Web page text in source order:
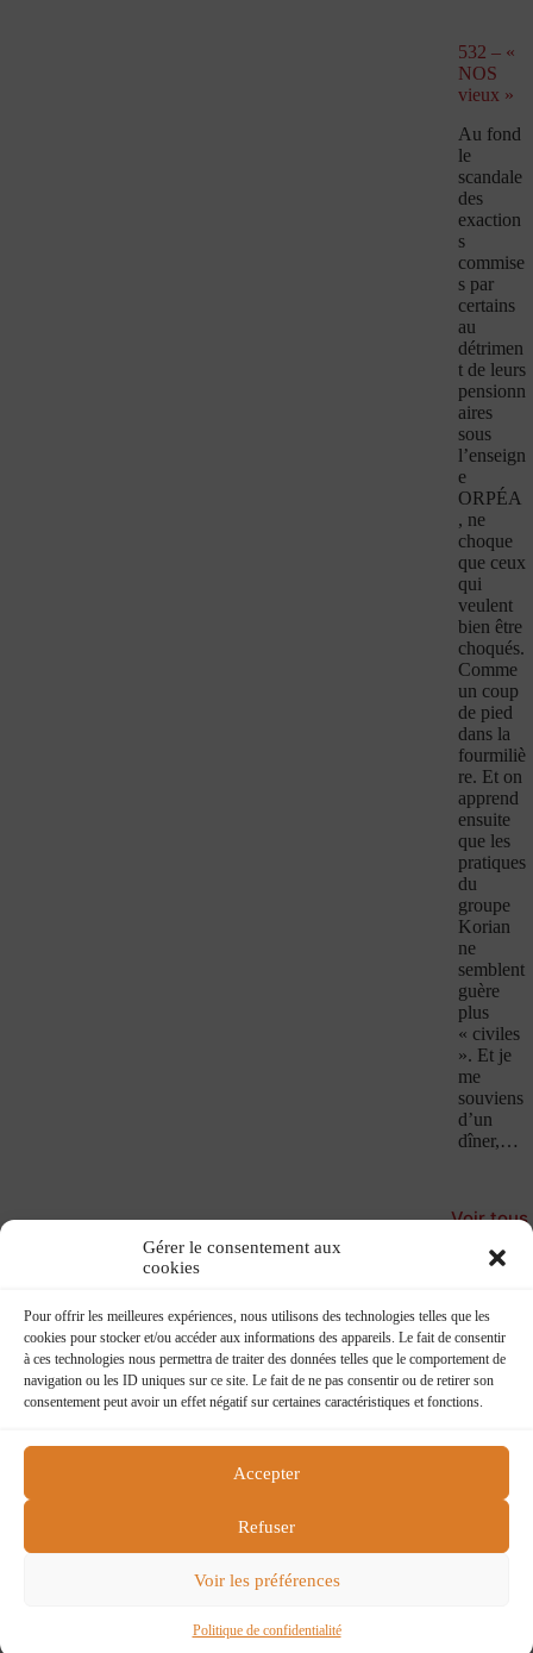
Gérer le consentement aux
cookies
Pour offrir les meilleures expériences, nous utilisons des technologies telles que les
cookies pour stocker et/ou accéder aux informations des appareils. Le fait de consentir
à ces technologies nous permettra de traiter des données telles que le comportement de
navigation ou les ID uniques sur ce site. Le fait de ne pas consentir ou de retirer son
consentement peut avoir un effet négatif sur certaines caractéristiques et fonctions.
Accepter
Refuser
Voir les préférences
Politique de confidentialité
532 – «
NOS
vieux »
Au fond
le
scandale
des
exaction
s
commise
s par
certains
au
détrimen
t de leurs
pensionn
aires
sous
l’enseign
e
ORPÉA
, ne
choque
que ceux
qui
veulent
bien être
choqués.
Comme
un coup
de pied
dans la
fourmiliè
re. Et on
apprend
ensuite
que les
pratiques
du
groupe
Korian
ne
semblent
guère
plus
« civiles
». Et je
me
souviens
d’un
dîner,…
Voir tous
Confesse
Flying boat
flying@charlelie.com
Politique de confidentialité